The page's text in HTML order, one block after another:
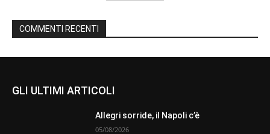
COMMENTI RECENTI
GLI ULTIMI ARTICOLI
Allegri sorride, il Napoli c’è
05/08/2026